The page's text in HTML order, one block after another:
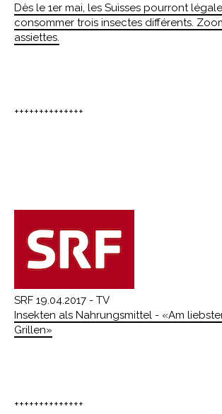
Dès le 1er mai, les Suisses pourront
consommer trois insectes différents.
assiettes.
++++++++++++++
SRF 19.04.2017 - TV
Insekten als Nahrungsmittel - «Am
Grillen»
++++++++++++++